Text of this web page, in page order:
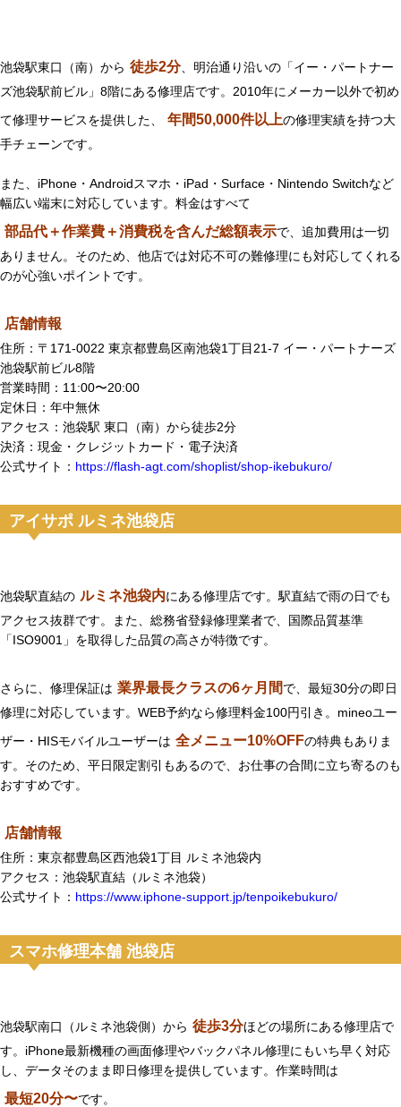
池袋駅東口（南）から 徒歩2分、明治通り沿いの「イー・パートナー
ズ池袋駅前ビル」8階にある修理店です。2010年にメーカー以外で初め
て修理サービスを提供した、
年間50,000件以上の修理実績を持つ大
手チェーンです。
また、iPhone・Androidスマホ・iPad・Surface・Nintendo Switchなど
幅広い端末に対応しています。料金はすべて
部品代＋作業費＋消費税を含んだ総額表示で、追加費用は一切
ありません。そのため、他店では対応不可の難修理にも対応してくれる
のが心強いポイントです。
店舗情報
住所：〒171-0022 東京都豊島区南池袋1丁目21-7 イー・パートナーズ
池袋駅前ビル8階
営業時間：11:00〜20:00
定休日：年中無休
アクセス：池袋駅 東口（南）から徒歩2分
決済：現金・クレジットカード・電子決済
公式サイト： https://flash-agt.com/shoplist/shop-ikebukuro/
アイサポ ルミネ池袋店
池袋駅直結の ルミネ池袋内にある修理店です。駅直結で雨の日でも
アクセス抜群です。また、総務省登録修理業者で、国際品質基準
「ISO9001」を取得した品質の高さが特徴です。
さらに、修理保証は 業界最長クラスの6ヶ月間で、最短30分の即日
修理に対応しています。WEB予約なら修理料金100円引き。mineoユー
ザー・HISモバイルユーザーは 全メニュー10%OFFの特典もありま
す。そのため、平日限定割引もあるので、お仕事の合間に立ち寄るのも
おすすめです。
店舗情報
住所：東京都豊島区西池袋1丁目 ルミネ池袋内
アクセス：池袋駅直結（ルミネ池袋）
公式サイト： https://www.iphone-support.jp/tenpoikebukuro/
スマホ修理本舗 池袋店
池袋駅南口（ルミネ池袋側）から 徒歩3分ほどの場所にある修理店で
す。iPhone最新機種の画面修理やバックパネル修理にもいち早く対応
し、データそのまま即日修理を提供しています。作業時間は
最短20分〜です。